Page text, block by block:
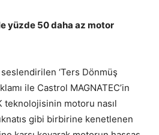
yüzde 50 daha az motor
‘Ters Dönmüş
ile Castrol MAGNATEC’in
teknolojisinin motoru nasıl
gibi birbirine kenetlenen